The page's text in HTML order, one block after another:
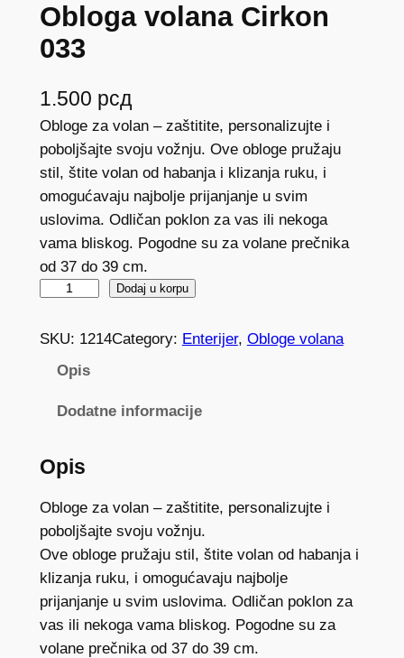
Obloga volana Cirkon
033
1.500 рсд
Obloge za volan – zaštitite, personalizujte i
poboljšajte svoju vožnju. Ove obloge pružaju
stil, štite volan od habanja i klizanja ruku, i
omogućavaju najbolje prijanjanje u svim
uslovima. Odličan poklon za vas ili nekoga
vama bliskog. Pogodne su za volane prečnika
od 37 do 39 cm.
l
l
a
n
a
C
i
r
k
Dodaj u korpu
SKU: 1214Category: Enterijer, Obloge volana
Opis
Dodatne informacije
Opis
Obloge za volan – zaštitite, personalizujte i
poboljšajte svoju vožnju.
Ove obloge pružaju stil, štite volan od habanja i
klizanja ruku, i omogućavaju najbolje
prijanjanje u svim uslovima. Odličan poklon za
vas ili nekoga vama bliskog. Pogodne su za
volane prečnika od 37 do 39 cm.